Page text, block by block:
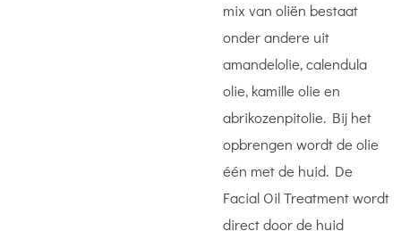
mix van oliën bestaat
onder andere uit
amandelolie, calendula
olie, kamille olie en
abrikozenpitolie. Bij het
opbrengen wordt de olie
één met de huid. De
Facial Oil Treatment wordt
direct door de huid